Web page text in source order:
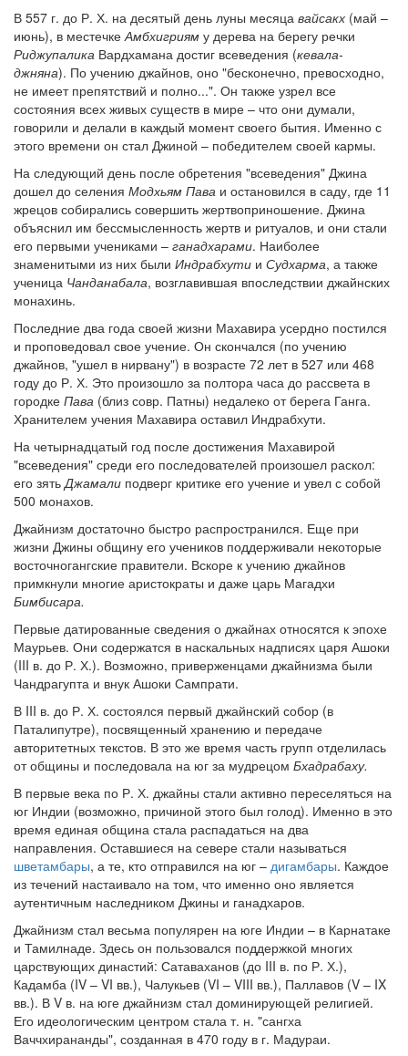
В 557 г. до Р. Х. на десятый день луны месяца вайсакх (май –
июнь), в местечкеАмбхигриям у дерева на берегу речки
Риджупалика Вардхамана достиг всеведения (кевала-
джняна). По учению джайнов, оно "бесконечно, превосходно,
не имеет препятствий и полно...". Он также узрел все
состояния всех живых существ в мире – что они думали,
говорили и делали в каждый момент своего бытия. Именно с
этого времени он стал Джиной – победителем своей кармы.
На следующий день после обретения "всеведения" Джина
дошел до селения Модхьям Пава и остановился в саду, где 11
жрецов собирались совершить жертвоприношение. Джина
объяснил им бессмысленность жертв и ритуалов, и они стали
его первыми учениками – ганадхарами. Наиболее
знаменитыми из них были Индрабхути и Судхарма, а также
ученица Чанданабала, возглавившая впоследствии джайнских
монахинь.
Последние два года своей жизни Махавира усердно постился
и проповедовал свое учение. Он скончался (по учению
джайнов, "ушел в нирвану") в возрасте 72 лет в 527 или 468
году до Р. Х. Это произошло за полтора часа до рассвета в
городке Пава (близ совр. Патны) недалеко от берега Ганга.
Хранителем учения Махавира оставил Индрабхути.
На четырнадцатый год после достижения Махавирой
"всеведения" среди его последователей произошел раскол:
его зятьДжамали подверг критике его учение и увел с собой
500 монахов.
Джайнизм достаточно быстро распространился. Еще при
жизни Джины общину его учеников поддерживали некоторые
восточногангские правители. Вскоре к учению джайнов
примкнули многие аристократы и даже царь Магадхи
Бимбисара.
Первые датированные сведения о джайнах относятся к эпохе
Маурьев. Они содержатся в наскальных надписях царя Ашоки
(III в. до Р. Х.). Возможно, приверженцами джайнизма были
Чандрагупта и внук Ашоки Сампрати.
В III в. до Р. Х. состоялся первый джайнский собор (в
Паталипутре), посвященный хранению и передаче
авторитетных текстов. В это же время часть групп отделилась
от общины и последовала на юг за мудрецом Бхадрабаху.
В первые века по Р. Х. джайны стали активно переселяться на
юг Индии (возможно, причиной этого был голод). Именно в это
время единая община стала распадаться на два
направления. Оставшиеся на севере стали называться
шветамбары, а те, кто отправился на юг – дигамбары. Каждое
из течений настаивало на том, что именно оно является
аутентичным наследником Джины и ганадхаров.
Джайнизм стал весьма популярен на юге Индии – в Карнатаке
и Тамилнаде. Здесь он пользовался поддержкой многих
царствующих династий: Сатаваханов (до III в. по Р. Х.),
Кадамба (IV – VI вв.), Чалукьев (VI – VIII вв.), Паллавов (V – IX
вв.). В V в. на юге джайнизм стал доминирующей религией.
Его идеологическим центром стала т. н. "сангха
Ваччхирананды", созданная в 470 году в г. Мадураи.